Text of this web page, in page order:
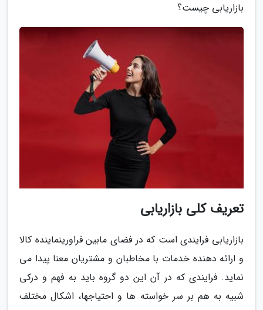
بازاریابی چیست؟
تعریف کلی بازاریابی
بازاریابی فرایندی است که در فضای مابین فراورینماینده کالا
و ارائه دهنده خدمات با مخاطبان و مشتریان معنا پیدا می
نماید. فرایندی که در آن این دو گروه باید به فهم و درکی
شبیه به هم بر سر خواسته ها و احتیاجها، اشکال مختلف